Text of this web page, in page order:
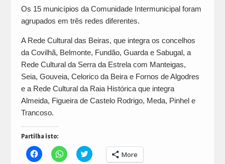
Os 15 municípios da Comunidade Intermunicipal foram
agrupados em três redes diferentes.
A Rede Cultural das Beiras, que integra os concelhos
da Covilhã, Belmonte, Fundão, Guarda e Sabugal, a
Rede Cultural da Serra da Estrela com Manteigas,
Seia, Gouveia, Celorico da Beira e Fornos de Algodres
e a Rede Cultural da Raia Histórica que integra
Almeida, Figueira de Castelo Rodrigo, Meda, Pinhel e
Trancoso.
Partilha isto:
Click
to
Click
to
Click
to More